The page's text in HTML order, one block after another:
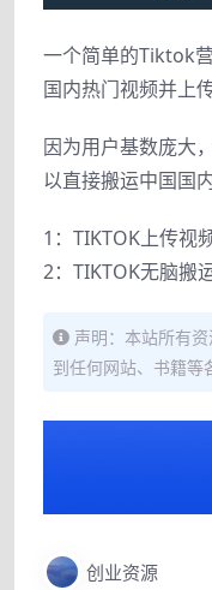
一个简单的Tiktok
国内热门视频并上
因为用户基数庞大
以直接搬运中国国
1：TIKTOK上传视
2：TIKTOK无脑搬
声明：本站所有
到任何网站、书籍等
创业资源